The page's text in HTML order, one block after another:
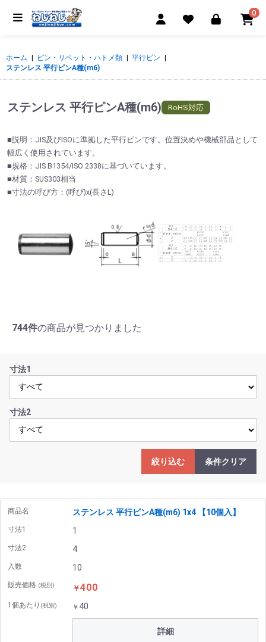
0
ホーム ピン・リベット・ハトメ類 平行ピン
ステンレス 平行ピンA種(m6)
ステンレス 平行ピンA種(m6) RoHS対応
■説明：JIS及びISOに準拠した平行ピンです。位置決めや機械部品として
幅広く使用されています。
■規格：JIS B1354/ISO 2338に基づいています。
■材質：SUS303相当
■寸法の呼び方：(呼び)x(長さL)
744件の商品が見つかりました
寸法1
寸法2
絞り込む 条件クリア
商品名 ステンレス 平行ピンA種(m6) 1x4 【10個入】
寸法1 1
寸法2 4
入数 10
販売価格 (税別) ￥400
1個あたり (税別) ￥ 40
詳細